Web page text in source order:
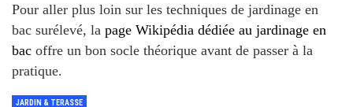
Pour aller plus loin sur les techniques de jardinage en
bac surélevé, la page Wikipédia dédiée au jardinage en
bac offre un bon socle théorique avant de passer à la
pratique.
JARDIN & TERASSE